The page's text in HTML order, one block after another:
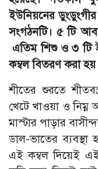
ইউনিয়নের
সংগঠনটি। ৫ টি
এতিম শিশু ও ৩ টি
কম্বল বিতরণ করা
শীতের শুরতে
খেটে খাওয়া ও
মাস্টার পাড়ার
ডাল-ভাতের ব্যবস্থা
এই কম্বল দিয়েই